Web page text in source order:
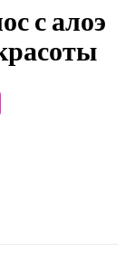
с алоэ